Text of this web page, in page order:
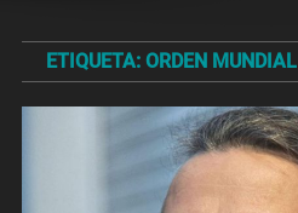
ETIQUETA: ORDEN MUNDIAL